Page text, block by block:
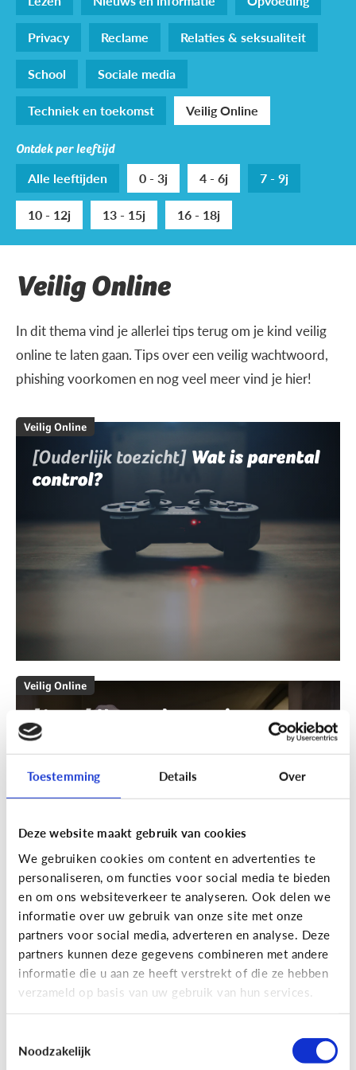
Toestemming Details Over
Deze website maakt gebruik van cookies
We gebruiken cookies om content en advertenties te
personaliseren, om functies voor social media te bieden
en om ons websiteverkeer te analyseren. Ook delen we
informatie over uw gebruik van onze site met onze
partners voor social media, adverteren en analyse. Deze
partners kunnen deze gegevens combineren met andere
informatie die u aan ze heeft verstrekt of die ze hebben
verzameld op basis van uw gebruik van hun services.
Noodzakelijk
Privacy
Reclame
Relaties & seksualiteit
School
Sociale media
Techniek en toekomst
Veilig Online
Ontdek per leeftijd
Alle leeftijden 0 - 3j 4 - 6j
7 - 9j
10 - 12j
13 - 15j 16 - 18j
Veilig Online
In dit thema vind je allerlei tips terug om je kind veilig
online te laten gaan. Tips over een veilig wachtwoord,
phishing voorkomen en nog veel meer vind je hier!
Veilig Online
[Ouderlijk toezicht] Wat is parental
control?
Veilig Online
[Actua]Hoe snel geven jongeren
hun bankkaart in ruil voor geld?
En wat zijn 'geldezels'?
[Hoe werkt het?]Locatiegegevens
delen via de smartphone